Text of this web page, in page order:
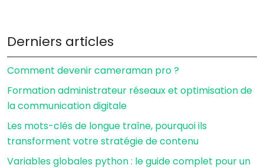
Derniers articles
Comment devenir cameraman pro ?
Formation administrateur réseaux et optimisation de
la communication digitale
Les mots-clés de longue traîne, pourquoi ils
transforment votre stratégie de contenu
Variables globales python : le guide complet pour un